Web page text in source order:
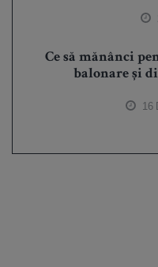
Ce să mănânci
balonare și
16